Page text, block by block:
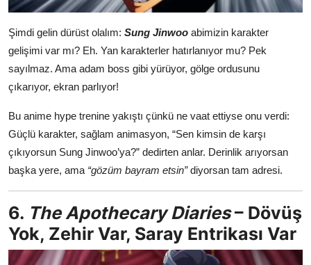
Şimdi gelin dürüst olalım: Sung Jinwoo abimizin karakter
gelişimi var mı? Eh. Yan karakterler hatırlanıyor mu? Pek
sayılmaz. Ama adam boss gibi yürüyor, gölge ordusunu
çıkarıyor, ekran parlıyor!
Bu anime hype trenine yakıştı çünkü ne vaat ettiyse onu verdi:
Güçlü karakter, sağlam animasyon, “Sen kimsin de karşı
çıkıyorsun Sung Jinwoo’ya?” dedirten anlar. Derinlik arıyorsan
başka yere, ama “gözüm bayram etsin”diyorsan tam adresi.
6. The Apothecary Diaries– Dövüş
Yok, Zehir Var, Saray Entrikası Var